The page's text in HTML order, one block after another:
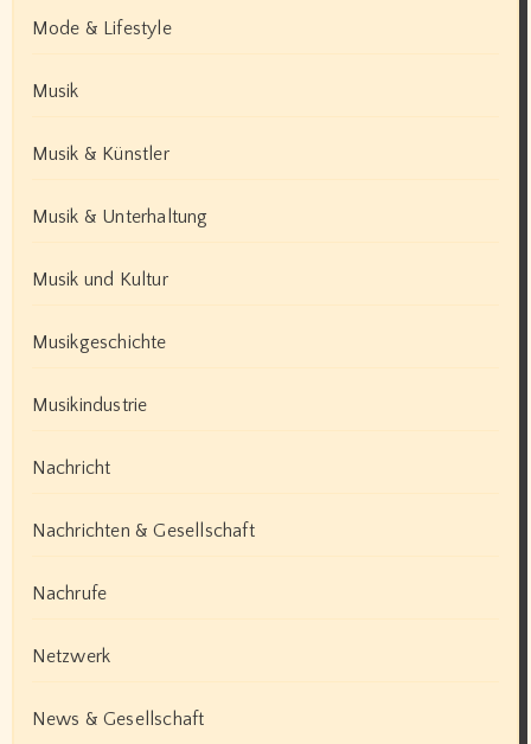
Mode & Lifestyle
Musik
Musik & Künstler
Musik & Unterhaltung
Musik und Kultur
Musikgeschichte
Musikindustrie
Nachricht
Nachrichten & Gesellschaft
Nachrufe
Netzwerk
News & Gesellschaft